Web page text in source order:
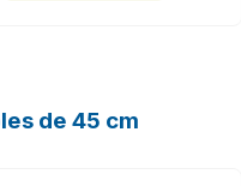
de 45 cm